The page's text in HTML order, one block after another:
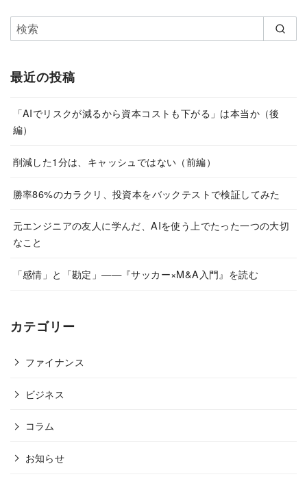
最近の投稿
「AIでリスクが減るから資本コストも下がる」は本当か（後
編）
削減した1分は、キャッシュではない（前編）
勝率86%のカラクリ、投資本をバックテストで検証してみた
元エンジニアの友人に学んだ、AIを使う上でたった一つの大切
なこと
「感情」と「勘定」——『サッカー×M&A入門』を読む
カテゴリー
ファイナンス
ビジネス
コラム
お知らせ